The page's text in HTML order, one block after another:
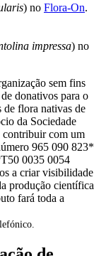
) no Flora-On.
impressa) no
sem fins
donativos para o
de flora nativas de
da Sociedade
contribuir com um
965 090 823*
0035 0054
a criar visibilidade
produção científica
fará toda a